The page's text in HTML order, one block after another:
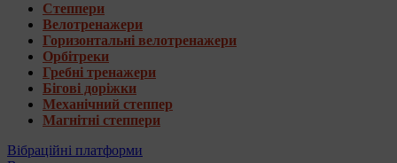
Степпери
Велотренажери
Горизонтальні велотренажери
Орбітреки
Гребні тренажери
Бігові доріжки
Механічний степпер
Магнітні степпери
Вібраційні платформи